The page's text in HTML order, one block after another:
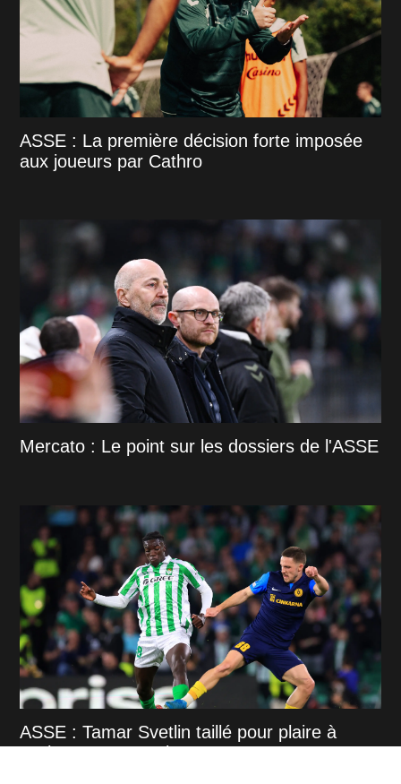
ASSE : La première décision forte imposée
aux joueurs par Cathro
Mercato : Le point sur les dossiers de l'ASSE
ASSE : Tamar Svetlin taillé pour plaire à
Cathro et au Peuple Vert